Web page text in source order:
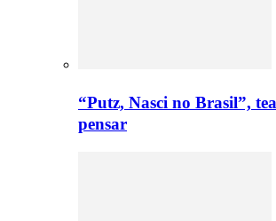
“Putz, Nasci no Brasil”,
pensar